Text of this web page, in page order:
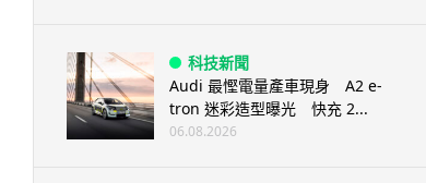
科技新聞
Audi 最慳電量產車現身 A2 e-
tron 迷彩造型曝光 快充 2...
06.08.2026